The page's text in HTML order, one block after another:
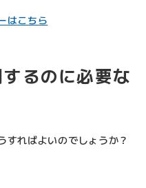
はこちら
るのに必要な
ればよいのでしょうか？